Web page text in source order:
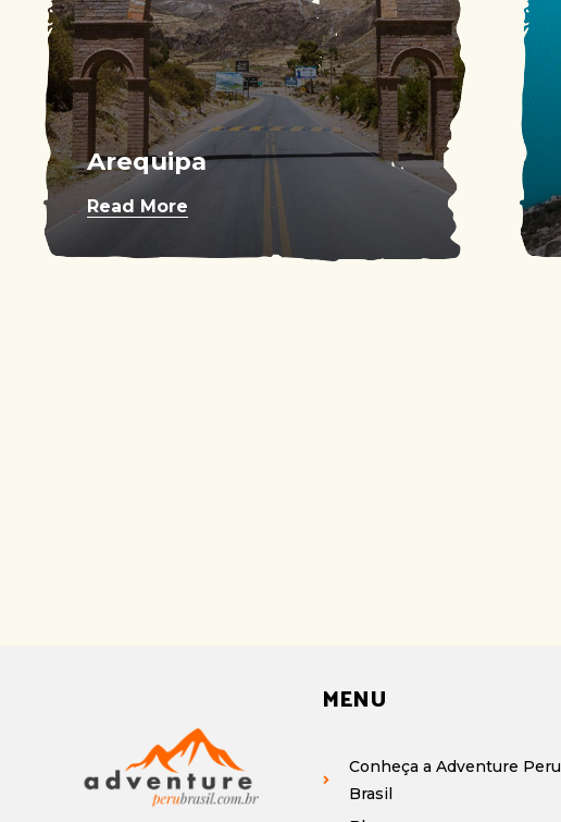
Arequipa
Read More
MENU
Conheça a Adventure Peru
Brasil